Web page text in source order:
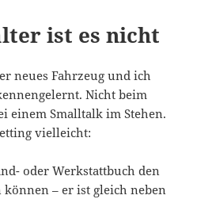
ist es nicht
neues Fahrzeug und ich
Nicht beim
einem Smalltalk im Stehen.
vielleicht:
oder Werkstattbuch den
– er ist gleich neben